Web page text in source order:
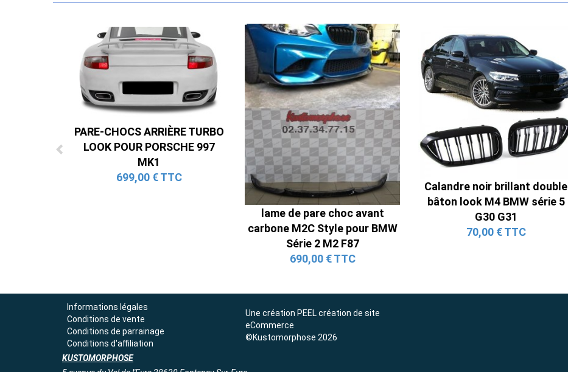
Ligne Cat-Back Active 4 Sorties
avec Tube en H pour Ford Mustang
GT & V6 (2015-2023)
2 690,00 € TTC
PARE-CHOCS ARRIÈRE TURBO
LOOK POUR PORSCHE 997
MK1
699,00 € TTC
lame de pare choc avant
carbone M2C Style pour BMW
Série 2 M2 F87
690,00 € TTC
Calandre noir brillant double
bâton look M4 BMW série 5
G30 G31
70,00 € TTC
Informations légales
Conditions de vente
Conditions de parrainage
Conditions d'affiliation
Une création PEEL création de site
eCommerce
©Kustomorphose 2026
KUSTOMORPHOSE